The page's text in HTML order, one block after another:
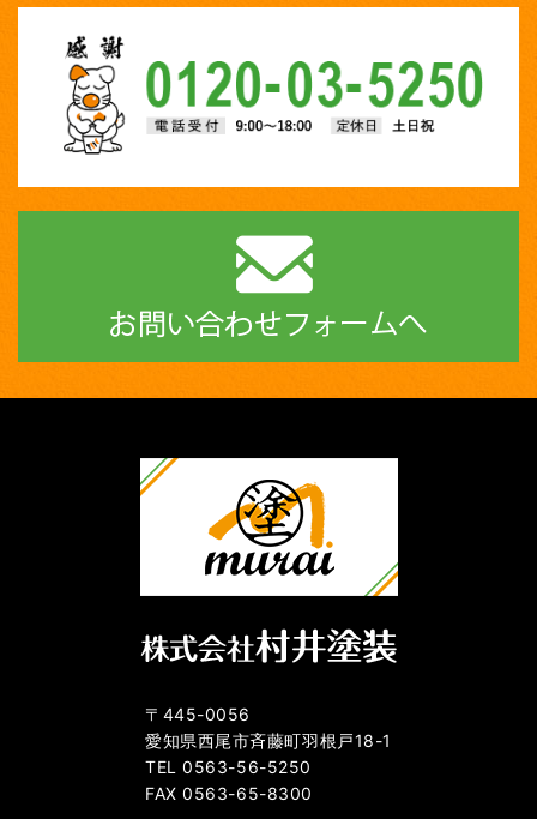
〒445-0056
愛知県西尾市斉藤町羽根戸18-1
TEL 0563-56-5250
FAX 0563-65-8300